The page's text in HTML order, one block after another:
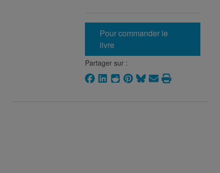
Pour commander le
livre
Partager sur :